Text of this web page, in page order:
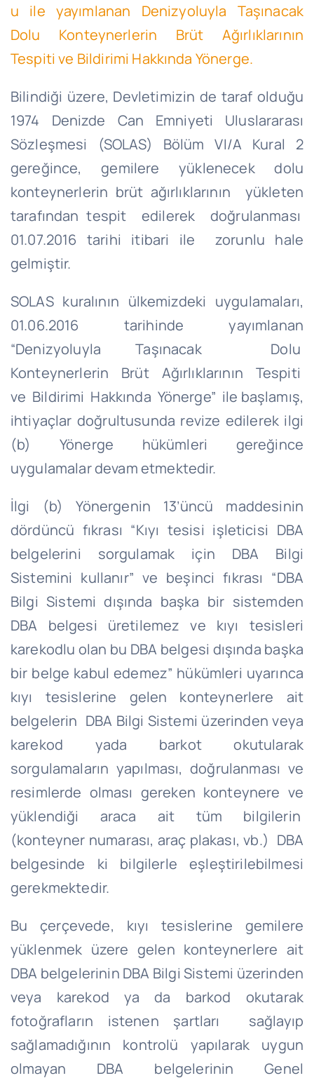
u ile yayımlanan Denizyoluyla Taşınacak
Dolu Konteynerlerin Brüt Ağırlıklarının
Tespiti ve Bildirimi Hakkında Yönerge.
Bilindiği üzere, Devletimizin de taraf olduğu
1974 Denizde Can Emniyeti Uluslararası
Sözleşmesi (SOLAS) Bölüm VI/A Kural 2
gereğince, gemilere yüklenecek dolu
konteynerlerin brüt ağırlıklarının yükleten
tarafından tespit edilerek doğrulanması
01.07.2016 tarihi itibari ile zorunlu hale
gelmiştir.
SOLAS kuralının ülkemizdeki uygulamaları,
01.06.2016 tarihinde yayımlanan
“Denizyoluyla Taşınacak Dolu
Konteynerlerin Brüt Ağırlıklarının Tespiti
ve Bildirimi Hakkında Yönerge” ile başlamış,
ihtiyaçlar doğrultusunda revize edilerek ilgi
(b) Yönerge hükümleri gereğince
uygulamalar devam etmektedir.
İlgi (b) Yönergenin 13’üncü maddesinin
dördüncü fıkrası “Kıyı tesisi işleticisi DBA
belgelerini sorgulamak için DBA Bilgi
Sistemini kullanır” ve beşinci fıkrası “DBA
Bilgi Sistemi dışında başka bir sistemden
DBA belgesi üretilemez ve kıyı tesisleri
karekodlu olan bu DBA belgesi dışında başka
bir belge kabul edemez” hükümleri uyarınca
kıyı tesislerine gelen konteynerlere ait
belgelerin DBA Bilgi Sistemi üzerinden veya
karekod yada barkot okutularak
sorgulamaların yapılması, doğrulanması ve
resimlerde olması gereken konteynere ve
yüklendiği araca ait tüm bilgilerin
(konteyner numarası, araç plakası, vb.) DBA
belgesinde ki bilgilerle eşleştirilebilmesi
gerekmektedir.
Bu çerçevede, kıyı tesislerine gemilere
yüklenmek üzere gelen konteynerlere ait
DBA belgelerinin DBA Bilgi Sistemi üzerinden
veya karekod ya da barkod okutarak
fotoğrafların istenen şartları sağlayıp
sağlamadığının kontrolü yapılarak uygun
olmayan DBA belgelerinin Genel